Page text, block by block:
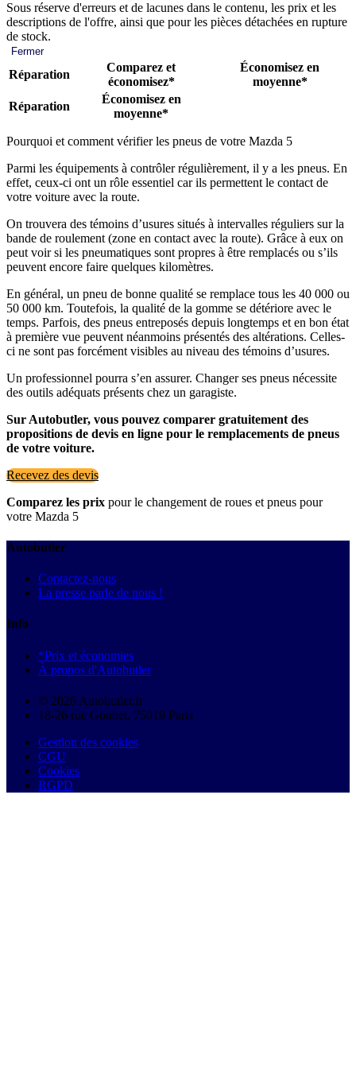
Sous réserve d'erreurs et de lacunes dans le contenu, les prix et les
descriptions de l'offre, ainsi que pour les pièces détachées en rupture
de stock.
Fermer
Réparation
Comparez et
économisez*
Économisez en
moyenne*
Réparation
Économisez en
moyenne*
Pourquoi et comment vérifier les pneus de votre Mazda 5
Parmi les équipements à contrôler régulièrement, il y a les pneus. En
effet, ceux-ci ont un rôle essentiel car ils permettent le contact de
votre voiture avec la route.
On trouvera des témoins d’usures situés à intervalles réguliers sur la
bande de roulement (zone en contact avec la route). Grâce à eux on
peut voir si les pneumatiques sont propres à être remplacés ou s’ils
peuvent encore faire quelques kilomètres.
En général, un pneu de bonne qualité se remplace tous les 40 000 ou
50 000 km. Toutefois, la qualité de la gomme se détériore avec le
temps. Parfois, des pneus entreposés depuis longtemps et en bon état
à première vue peuvent néanmoins présentés des altérations. Celles-
ci ne sont pas forcément visibles au niveau des témoins d’usures.
Un professionnel pourra s’en assurer. Changer ses pneus nécessite
des outils adéquats présents chez un garagiste.
Sur Autobutler, vous pouvez comparer gratuitement des
propositions de devis en ligne pour le remplacements de pneus
de votre voiture.
Recevez des devis
Comparez les prix pour le changement de roues et pneus pour
votre Mazda 5
Autobutler
Contactez-nous
La presse parle de nous !
Info
*Prix et économies
À propos d'Autobutler
© 2026 Autobutler.fr
18-26 rue Goubet, 75019 Paris
Gestion des cookies
CGU
Cookies
RGPD